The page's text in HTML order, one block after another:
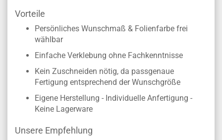
Vorteile
Persönliches Wunschmaß & Folienfarbe frei
wählbar
Einfache Verklebung ohne Fachkenntnisse
Kein Zuschneiden nötig, da passgenaue
Fertigung entsprechend der Wunschgröße
Eigene Herstellung - Individuelle Anfertigung -
Keine Lagerware
Unsere Empfehlung